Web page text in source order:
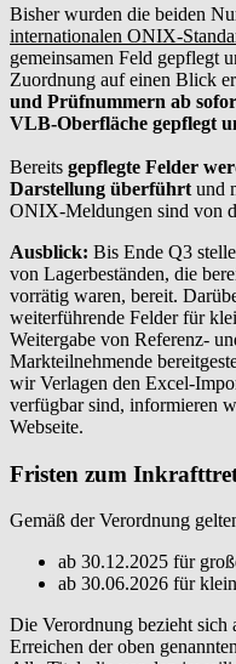
Bisher wurden die beiden
internationalen ONIX-
gemeinsamen Feld gepflegt
Zuordnung auf einen Blick
und Prüfnummern ab
VLB-Oberfläche gepflegt
Bereits gepflegte Felder
Darstellung überführt und
ONIX-Meldungen sind von
Ausblick: Bis Ende Q3
von Lagerbeständen, die
vorrätig waren, bereit.
weiterführende Felder für
Weitergabe von Referenz-
Markteilnehmende
wir Verlagen den Excel-
verfügbar sind, informieren
Webseite.
Fristen zum
Gemäß der Verordnung
ab 30.12.2025 für
ab 30.06.2026 für
Die Verordnung bezieht sich
Erreichen der oben